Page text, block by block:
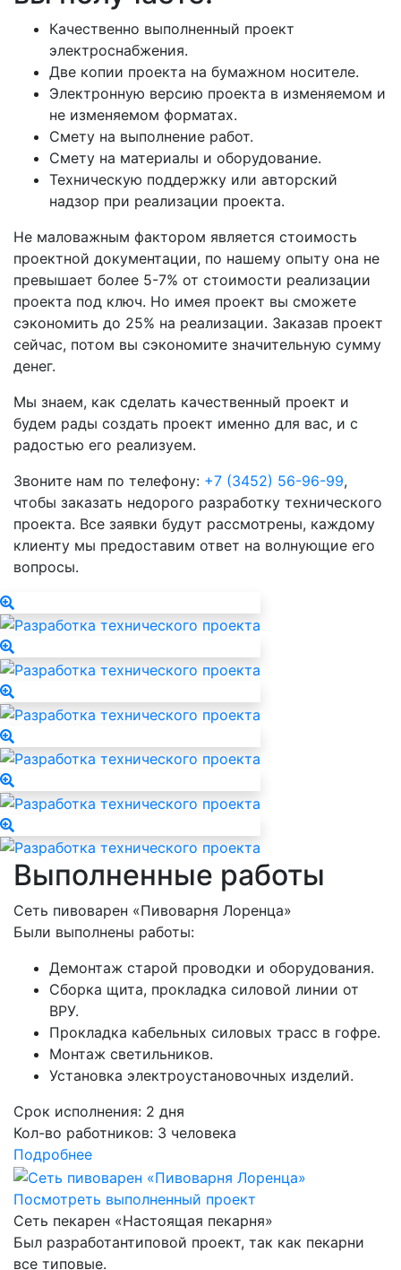
Качественно выполненный проект
электроснабжения.
Две копии проекта на бумажном носителе.
Электронную версию проекта в изменяемом и
не изменяемом форматах.
Смету на выполнение работ.
Смету на материалы и оборудование.
Техническую поддержку или авторский
надзор при реализации проекта.
Не маловажным фактором является стоимость
проектной документации, по нашему опыту она не
превышает более 5-7% от стоимости реализации
проекта под ключ. Но имея проект вы сможете
сэкономить до 25% на реализации. Заказав проект
сейчас, потом вы сэкономите значительную сумму
денег.
Мы знаем, как сделать качественный проект и
будем рады создать проект именно для вас, и с
радостью его реализуем.
Звоните нам по телефону: +7 (3452) 56-96-99,
чтобы заказать недорого разработку технического
проекта. Все заявки будут рассмотрены, каждому
клиенту мы предоставим ответ на волнующие его
вопросы.
Выполненные работы
Сеть пивоварен «Пивоварня Лоренца»
Были выполнены работы:
Демонтаж старой проводки и оборудования.
Cборка щита, прокладка силовой линии от
ВРУ.
Прокладка кабельных силовых трасс в гофре.
Монтаж светильников.
Установка электроустановочных изделий.
Срок исполнения: 2 дня
Кол-во работников: 3 человека
Подробнее
Посмотреть выполненный проект
Сеть пекарен «Настоящая пекарня»
Был разработантиповой проект, так как пекарни
все типовые.